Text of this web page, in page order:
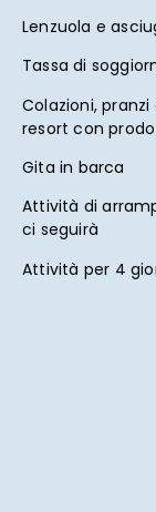
Lenzuola e
Tassa di
Colazioni,
resort con
Gita in barca
Attività di
ci seguirà
Attività per 4